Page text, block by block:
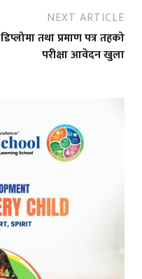
NEXT ARTICLE
डिप्लोमा तथा प्रमाण पत्र तहको
परीक्षा आवेदन खुला